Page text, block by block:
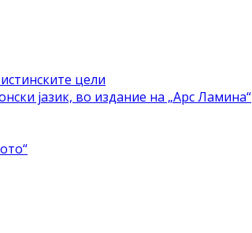
цели
јазик, во издание на „Арс Ламина“